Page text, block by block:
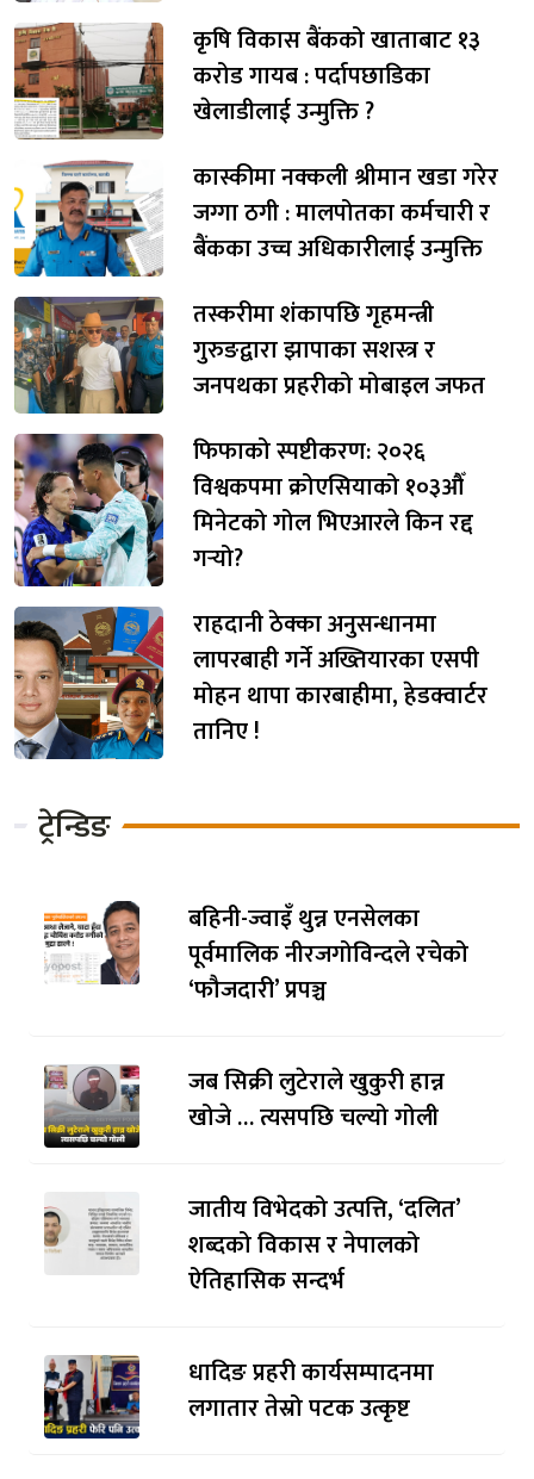
कृषि विकास बैंकको खाताबाट १३
करोड गायब : पर्दापछाडिका
खेलाडीलाई उन्मुक्ति ?
कास्कीमा नक्कली श्रीमान खडा गरेर
जग्गा ठगी : मालपोतका कर्मचारी र
बैंकका उच्च अधिकारीलाई उन्मुक्ति
तस्करीमा शंकापछि गृहमन्त्री
गुरुङद्वारा झापाका सशस्त्र र
जनपथका प्रहरीको मोबाइल जफत
फिफाको स्पष्टीकरण: २०२६
विश्वकपमा क्रोएसियाको १०३औँ
मिनेटको गोल भिएआरले किन रद्द
गर्‍यो?
राहदानी ठेक्का अनुसन्धानमा
लापरबाही गर्ने अख्तियारका एसपी
मोहन थापा कारबाहीमा, हेडक्वार्टर
तानिए !
ट्रेन्डिङ
बहिनी-ज्वाइँ थुन्न एनसेलका
पूर्वमालिक नीरजगोविन्दले रचेको
‘फौजदारी’ प्रपञ्च
जब सिक्री लुटेराले खुकुरी हान्न
खोजे … त्यसपछि चल्यो गोली
जातीय विभेदको उत्पत्ति, ‘दलित’
शब्दको विकास र नेपालको
ऐतिहासिक सन्दर्भ
धादिङ प्रहरी कार्यसम्पादनमा
लगातार तेस्रो पटक उत्कृष्ट